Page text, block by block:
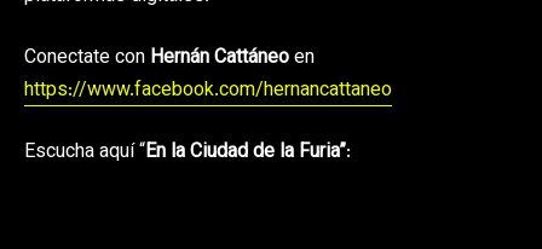
Conectate con Hernán Cattáneoen
https://www.facebook.com/hernancattaneo
Escucha aquí “En la Ciudad de la Furia”: